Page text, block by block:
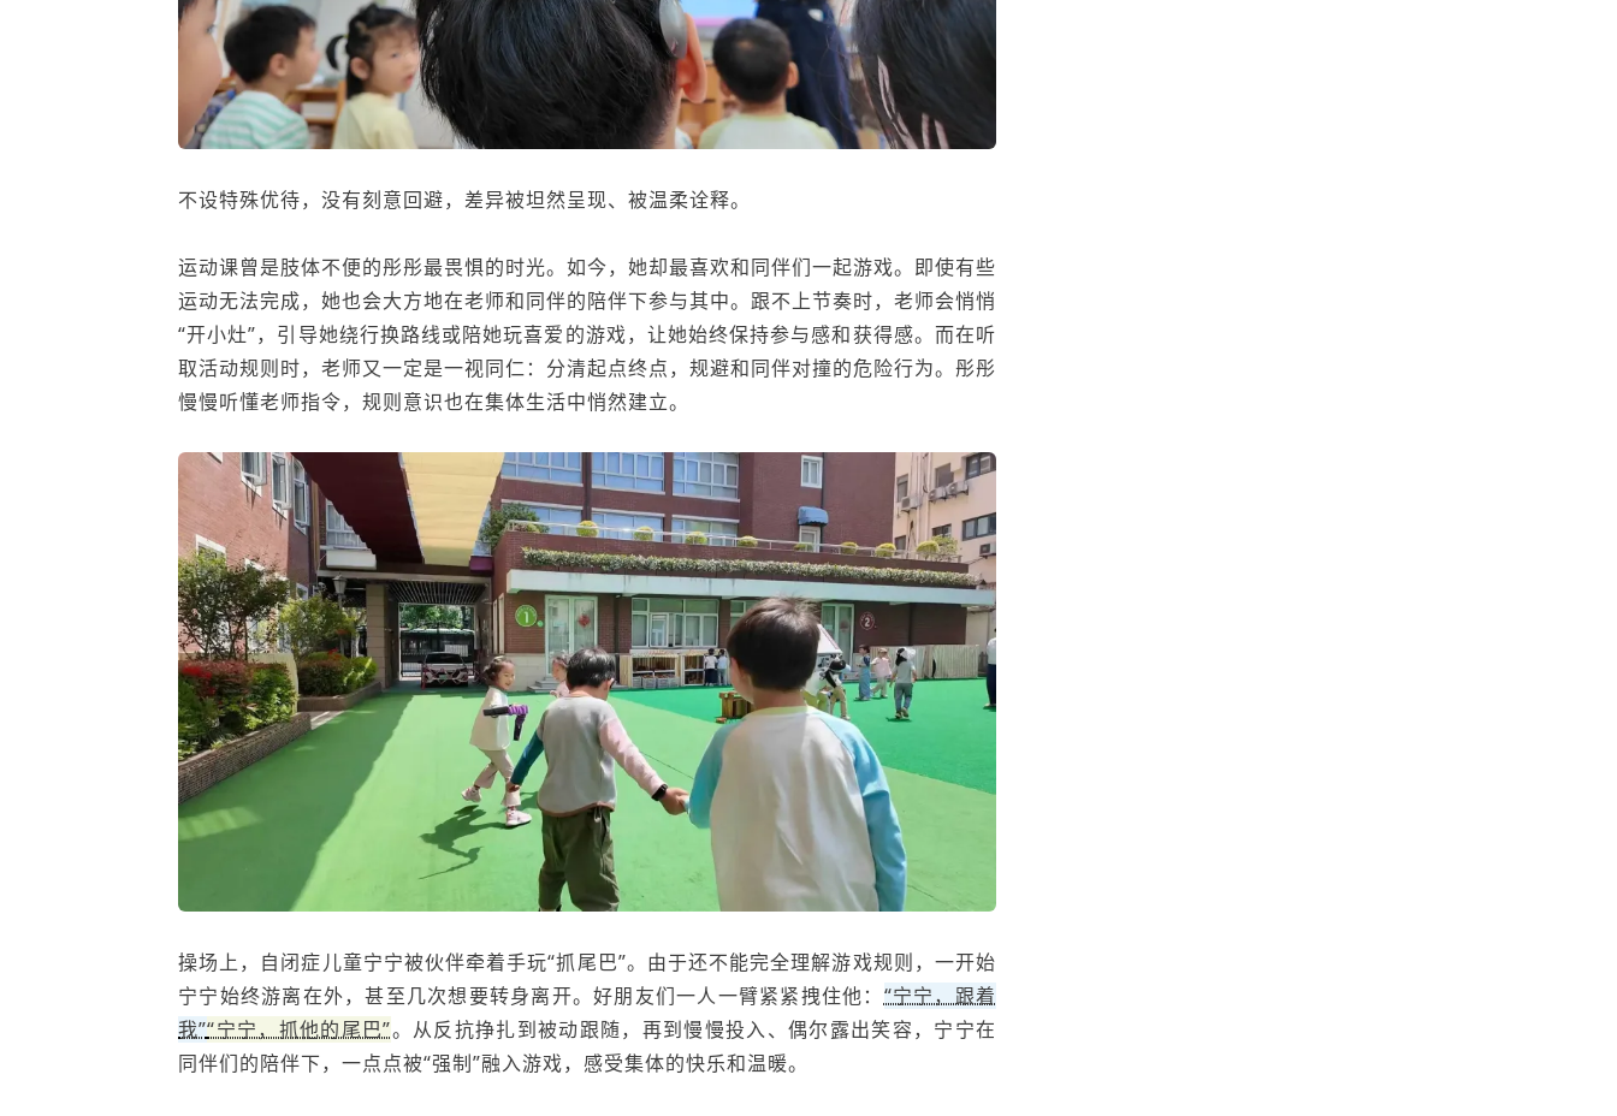
不设特殊优待，没有刻意回避，差异被坦然呈现、被温柔诠释。
运动课曾是肢体不便的彤彤最畏惧的时光。如今，她却最喜欢和同伴们一起游戏。即使有些
运动无法完成，她也会大方地在老师和同伴的陪伴下参与其中。跟不上节奏时，老师会悄悄
“开小灶”，引导她绕行换路线或陪她玩喜爱的游戏，让她始终保持参与感和获得感。而在听
取活动规则时，老师又一定是一视同仁：分清起点终点，规避和同伴对撞的危险行为。彤彤
慢慢听懂老师指令，规则意识也在集体生活中悄然建立。
操场上，自闭症儿童宁宁被伙伴牵着手玩“抓尾巴”。由于还不能完全理解游戏规则，一开始
宁宁始终游离在外，甚至几次想要转身离开。好朋友们一人一臂紧紧拽住他： “宁宁，跟着
我”“宁宁，抓他的尾巴”。从反抗挣扎到被动跟随，再到慢慢投入、偶尔露出笑容，宁宁在
同伴们的陪伴下，一点点被“强制”融入游戏，感受集体的快乐和温暖。